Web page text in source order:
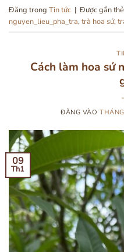
Đăng trong Tin tức | Được gắn thẻ
nguyen_lieu_pha_tra, trà hoa sứ,
Cách làm hoa sứ
ĐĂNG VÀO
09
Th1